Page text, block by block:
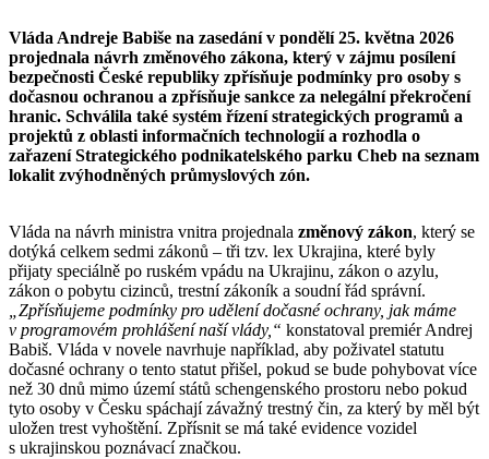
Vláda Andreje Babiše na zasedání v pondělí 25. května 2026
projednala návrh změnového zákona, který v zájmu posílení
bezpečnosti České republiky zpřísňuje podmínky pro osoby s
dočasnou ochranou a zpřísňuje sankce za nelegální překročení
hranic. Schválila také systém řízení strategických programů a
projektů z oblasti informačních technologií a rozhodla o
zařazení Strategického podnikatelského parku Cheb na seznam
lokalit zvýhodněných průmyslových zón.
Vláda na návrh ministra vnitra projednala změnový zákon, který se
dotýká celkem sedmi zákonů – tři tzv. lex Ukrajina, které byly
přijaty speciálně po ruském vpádu na Ukrajinu, zákon o azylu,
zákon o pobytu cizinců, trestní zákoník a soudní řád správní.
„Zpřísňujeme podmínky pro udělení dočasné ochrany, jak máme
v programovém prohlášení naší vlády,“ konstatoval premiér Andrej
Babiš. Vláda v novele navrhuje například, aby poživatel statutu
dočasné ochrany o tento statut přišel, pokud se bude pohybovat více
než 30 dnů mimo území států schengenského prostoru nebo pokud
tyto osoby v Česku spáchají závažný trestný čin, za který by měl být
uložen trest vyhoštění. Zpřísnit se má také evidence vozidel
s ukrajinskou poznávací značkou.